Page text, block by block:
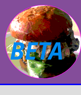
BETA